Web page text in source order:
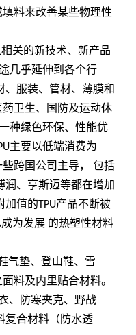
料来改善某些物理性
关的新技术、新产品
几乎延伸到各个行
、服装、管材、薄膜和
卫生、国防及运动休
种绿色环保、性能优
主要以低端消费为
跨国公司主导， 包括
润、亨斯迈等都在增加
加值的TPU产品不断被
为发展 的热塑性材料
气垫、登山鞋、雪
料及内里贴合材料。
、防寒夹克、野战
复合材料（防水透